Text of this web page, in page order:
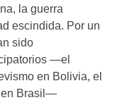
la guerra
escindida. Por un
sido
—el
en Bolivia, el
en Brasil—